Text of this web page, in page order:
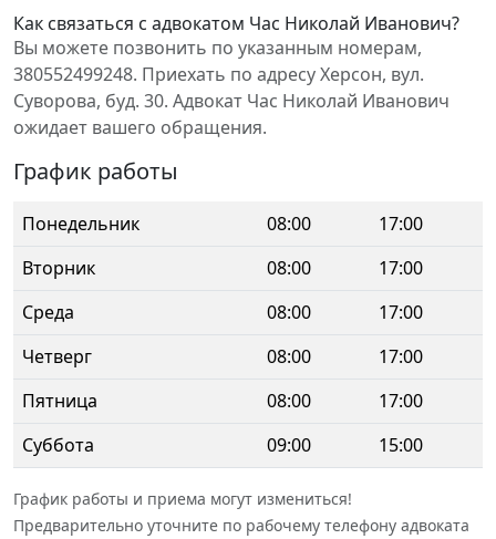
Как связаться с адвокатом Час Николай Иванович?
Вы можете позвонить по указанным номерам,
380552499248. Приехать по адресу Херсон, вул.
Суворова, буд. 30. Адвокат Час Николай Иванович
ожидает вашего обращения.
График работы
Понедельник 08:00
17:00
Вторник
08:00
17:00
Среда
08:00
17:00
Четверг
08:00
17:00
Пятница
08:00
17:00
Суббота
09:00 15:00
График работы и приема могут измениться!
Предварительно уточните по рабочему телефону адвоката